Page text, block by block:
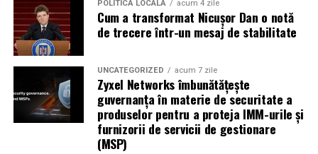
Caravana„În pielea mea”ajunge laCinema City
Shopping City Ploiești, pe 18 februarie, de la 18:30, la
proiecția specială introdusă de regizorul
alături de actoriiIoana State, Vlad și Oana Gherman,
Azaleea Necula și Gabriel Vatavu.
O comedie actuală și spumoasă, filmul„În pielea
este distribuit de T.R.I.B.E. Films.
POLITICĂ LOCALĂ acum 4 zile
Cum a transformat Nicușor Dan o notă
de trecere într-un mesaj de stabilitate
UNCATEGORIZED acum 7 zile
Zyxel Networks îmbunătățește
guvernanța în materie de securitate a
produselor pentru a proteja IMM-urile și
furnizorii de servicii de gestionare
(MSP)